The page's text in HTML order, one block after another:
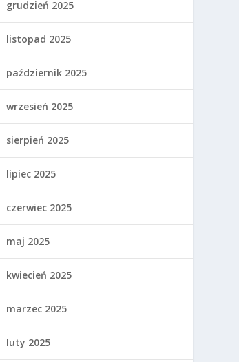
grudzień 2025
listopad 2025
październik 2025
wrzesień 2025
sierpień 2025
lipiec 2025
czerwiec 2025
maj 2025
kwiecień 2025
marzec 2025
luty 2025